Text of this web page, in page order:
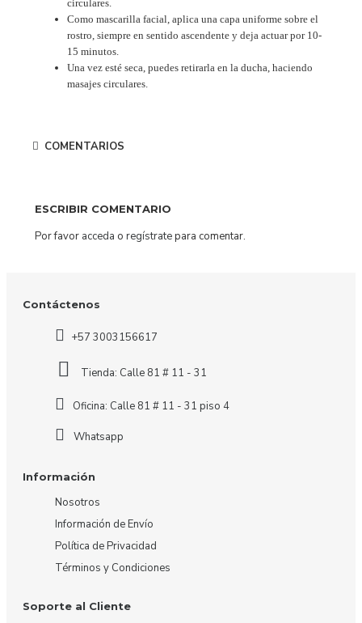
circulares.
Como mascarilla facial, aplica una capa uniforme sobre el
rostro, siempre en sentido ascendente y deja actuar por 10-
15 minutos.
Una vez esté seca, puedes retirarla en la ducha, haciendo
masajes circulares.
COMENTARIOS
ESCRIBIR COMENTARIO
Por favor acceda o regístratepara comentar.
Contáctenos
+57 3003156617
Tienda: Calle 81 # 11 - 31
Oficina: Calle 81 # 11 - 31 piso 4
Whatsapp
Información
Nosotros
Información de Envío
Política de Privacidad
Términos y Condiciones
Soporte al Cliente